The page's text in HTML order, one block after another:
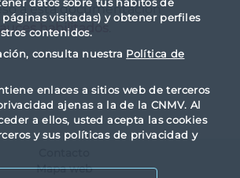
páginas visitadas) y obtener perfiles
contenidos.
consulta nuestra Política de
enlaces a sitios web de terceros
ajenas a la de la CNMV. Al
a ellos, usted acepta las cookies
y sus políticas de privacidad y
a esta documentación
habilitados
Mapa web